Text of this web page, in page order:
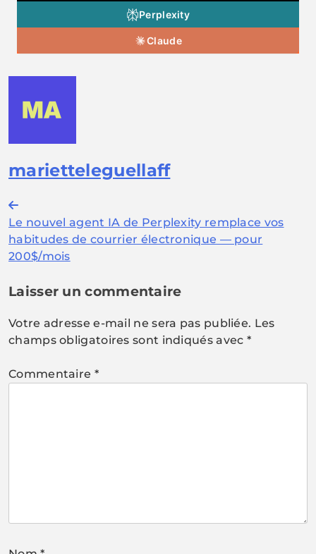
Perplexity
Claude
marietteleguellaff
Navigation
de
l’article
Le nouvel agent IA de Perplexity remplace vos
habitudes de courrier électronique — pour
200$/mois
Laisser un commentaire
Votre adresse e-mail ne sera pas publiée. Les
champs obligatoires sont indiqués avec *
Commentaire *